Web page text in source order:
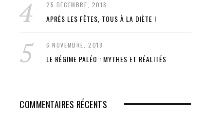
25 DÉCEMBRE, 2018
APRÈS LES FÊTES, TOUS À LA DIÈTE !
6 NOVEMBRE, 2018
LE RÉGIME PALÉO : MYTHES ET RÉALITÉS
COMMENTAIRES RÉCENTS